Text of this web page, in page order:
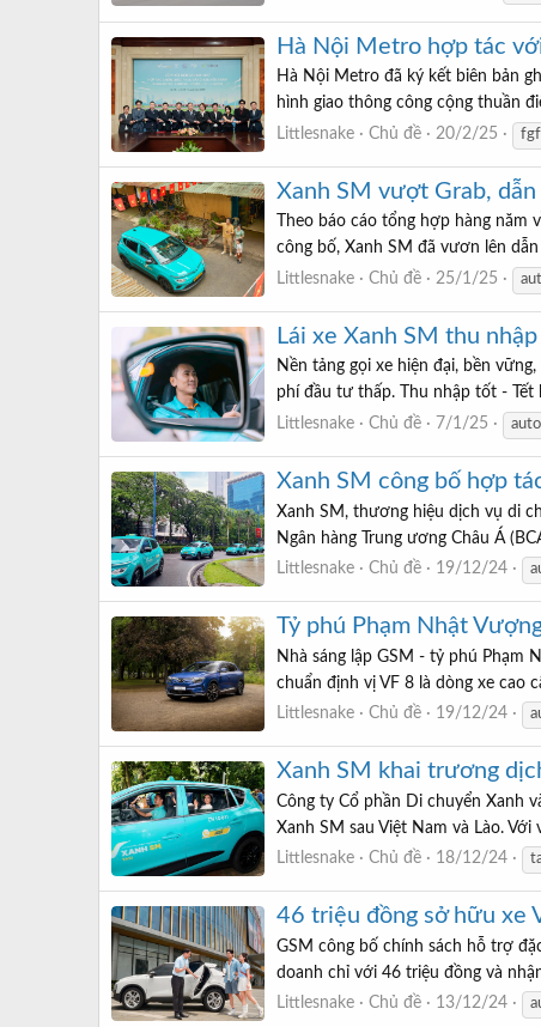
Hà Nội Metro hợp tác
Hà Nội Metro đã ký kết biên bản
hình giao thông công cộng thuần
Littlesnake
Chủ đề 20/2/25 fgf
Xanh SM vượt Grab,
Theo báo cáo tổng hợp hàng
công bố, Xanh SM đã vươn lên
Littlesnake
Chủ đề 25/1/25
Lái xe Xanh SM thu
Nền tảng gọi xe hiện đại, bền
phí đầu tư thấp. Thu nhập tốt - Tết
Littlesnake
Chủ đề 7/1/25
Xanh SM công bố hợp
Xanh SM, thương hiệu dịch vụ di
Ngân hàng Trung ương Châu Á
Littlesnake
Chủ đề 19/12/24
Tỷ phú Phạm Nhật
Nhà sáng lập GSM - tỷ phú Phạm
chuẩn định vị VF 8 là dòng xe cao
Littlesnake
Chủ đề 19/12/24
Xanh SM khai trương
Công ty Cổ phần Di chuyển Xanh
Xanh SM sau Việt Nam và Lào.
Littlesnake
Chủ đề 18/12/24
46 triệu đồng sở hữu xe
GSM công bố chính sách hỗ trợ
doanh chỉ với 46 triệu đồng và
Littlesnake
Chủ đề 13/12/24